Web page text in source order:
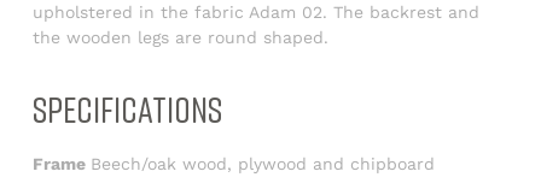
upholstered in the fabric Adam 02. The backrest and
the wooden legs are round shaped.
SPECIFICATIONS
Frame Beech/oak wood, plywood and chipboard